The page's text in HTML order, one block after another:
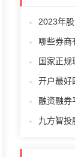
哪些券商
融资融券